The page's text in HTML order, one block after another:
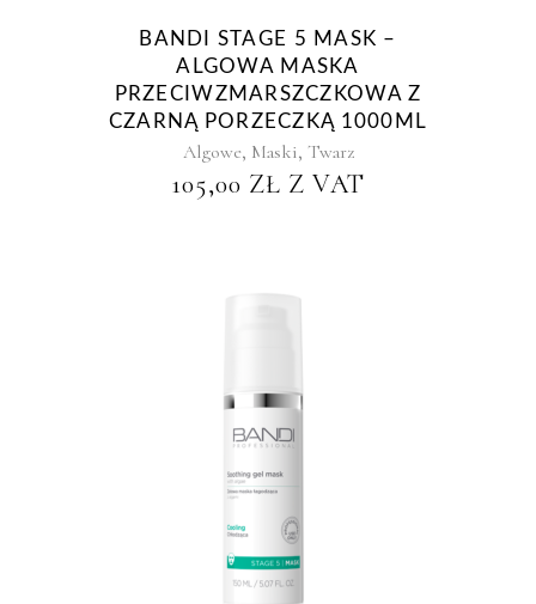
BANDI STAGE 5 MASK –
ALGOWA MASKA
PRZECIWZMARSZCZKOWA Z
CZARNĄ PORZECZKĄ 1000ML
Algowe, Maski, Twarz
105,00 ZŁ Z VAT